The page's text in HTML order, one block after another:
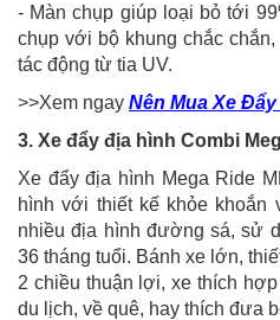
- Màn chụp giúp loại bỏ tới
chụp với bộ khung chắc
tác động từ tia UV.
>>Xem ngay Nên Mua Xe
3. Xe đẩy địa hình Combi
Xe đẩy địa hình Mega Ride
hình với thiết kế khỏe khoắn
nhiều địa hình đường sá, sử
36 tháng tuổi. Bánh xe lớn,
2 chiều thuận lợi, xe thích
du lịch, về quê, hay thích đưa